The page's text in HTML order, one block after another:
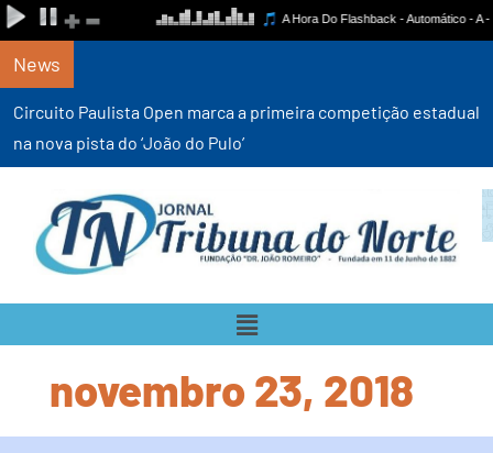
News
Circuito Paulista Open marca a primeira competição estadual
na nova pista do ‘João do Pulo’
novembro 23, 2018